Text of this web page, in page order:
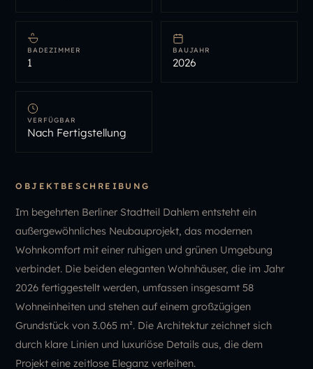
BADEZIMMER
1
BAUJAHR
2026
VERFÜGBAR
Nach Fertigstellung
OBJEKTBESCHREIBUNG
Im begehrten Berliner Stadtteil Dahlem entsteht ein
außergewöhnliches Neubauprojekt, das modernen
Wohnkomfort mit einer ruhigen und grünen Umgebung
verbindet. Die beiden eleganten Wohnhäuser, die im Jahr
2026 fertiggestellt werden, umfassen insgesamt 58
Wohneinheiten und stehen auf einem großzügigen
Grundstück von 3.065 m². Die Architektur zeichnet sich
durch klare Linien und luxuriöse Details aus, die dem
Projekt eine zeitlose Eleganz verleihen.